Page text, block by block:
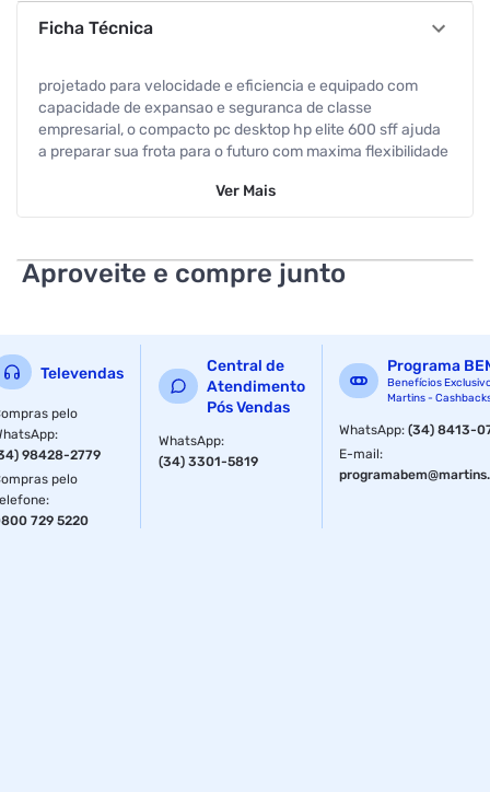
Ficha Técnica
projetado para velocidade e eficiencia e equipado com
capacidade de expansao e seguranca de classe
empresarial, o compacto pc desktop hp elite 600 sff ajuda
a preparar sua frota para o futuro com maxima flexibilidade
displayport : 2
processador : core i5
sistema operacional : windows
garantia com o fabricante : 1 ano
vga : 1
Ver Mais
Aproveite e compre junto
Televendas
pelo
:
98428-2779
pelo
:
729 5220
Central de
Atendimento
Pós Vendas
WhatsApp:
(34) 3301-5819
Programa
Benefícios
Martins -
WhatsApp:(34) 8413-
E-mail: